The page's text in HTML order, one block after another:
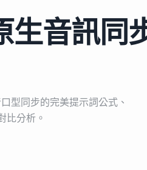
生音訊同
型同步的完美提示詞公式、
比分析。